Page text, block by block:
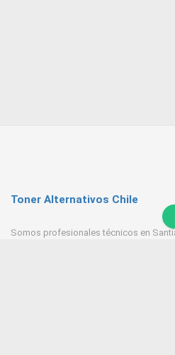
Toner Alternativos Chile
Somos profesionales técnicos en